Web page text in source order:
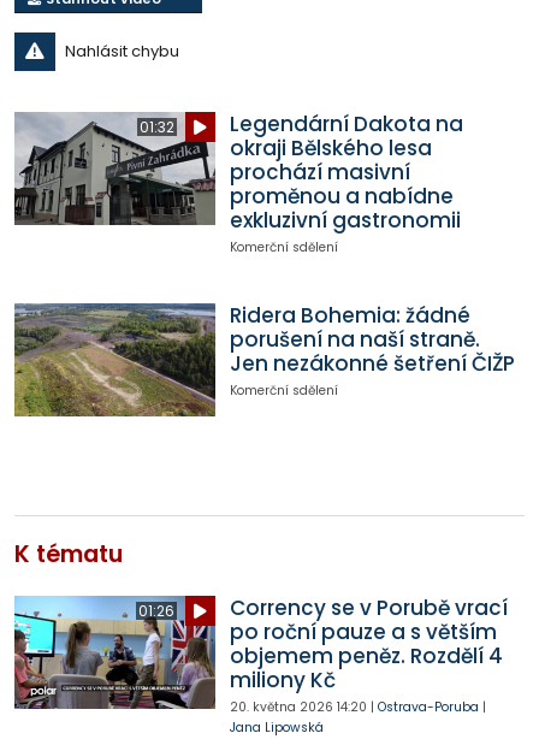
Nahlásit chybu
01:32
Legendární Dakota na
okraji Bělského lesa
prochází masivní
proměnou a nabídne
exkluzivní gastronomii
Komerční sdělení
Ridera Bohemia: žádné
porušení na naší straně.
Jen nezákonné šetření ČIŽP
Komerční sdělení
K tématu
01:26
Corrency se v Porubě vrací
po roční pauze a s větším
objemem peněz. Rozdělí 4
miliony Kč
20. května 2026 14:20 | Ostrava-Poruba |
Jana Lipowská